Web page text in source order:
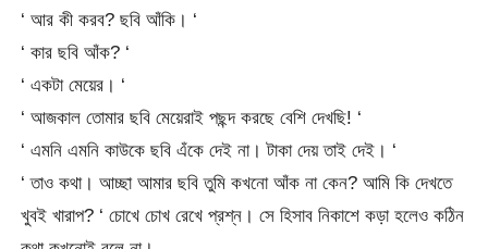
‘ আর কী করব? ছবি আঁকি। ‘
‘ কার ছবি আঁক? ‘
‘ একটা মেয়ের। ‘
‘ আজকাল তোমার ছবি মেয়েরাই পছন্দ করছে বেশি দেখছি! ‘
‘ এমনি এমনি কাউকে ছবি এঁকে দেই না। টাকা দেয় তাই দেই। ‘
‘ তাও কথা। আচ্ছা আমার ছবি তুমি কখনো আঁক না কেন? আমি কি দেখতে
খুবই খারাপ? ‘ চোখে চোখ রেখে প্রশ্ন। সে হিসাব নিকাশে কড়া হলেও কঠিন